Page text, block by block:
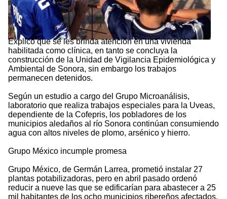
Explicó que se les brinda atención en una vivienda
habilitada como clínica, en tanto se concluya la
construcción de la Unidad de Vigilancia Epidemiológica y
Ambiental de Sonora, sin embargo los trabajos
permanecen detenidos.
Según un estudio a cargo del Grupo Microanálisis,
laboratorio que realiza trabajos especiales para la Uveas,
dependiente de la Cofepris, los pobladores de los
municipios aledaños al río Sonora continúan consumiendo
agua con altos niveles de plomo, arsénico y hierro.
Grupo México incumple promesa
Grupo México, de Germán Larrea, prometió instalar 27
plantas potabilizadoras, pero en abril pasado ordenó
reducir a nueve las que se edificarían para abastecer a 25
mil habitantes de los ocho municipios ribereños afectados,